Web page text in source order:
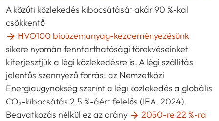
A közúti közlekedés kibocsátását akár 90 %-kal
csökkentő
HVO100 bioüzemanyag-kezdeményezésünk
sikere nyomán fenntarthatósági törekvéseinket
kiterjesztjük a légi közlekedésre is. A légi szállítás
jelentős szennyező forrás: az Nemzetközi
Energiaügynökség szerint a légi közlekedés a globális
CO₂-kibocsátás 2,5 %-áért felelős (IEA, 2024).
Beavatkozás nélkül ez az arány
2050-re 22 %-ra